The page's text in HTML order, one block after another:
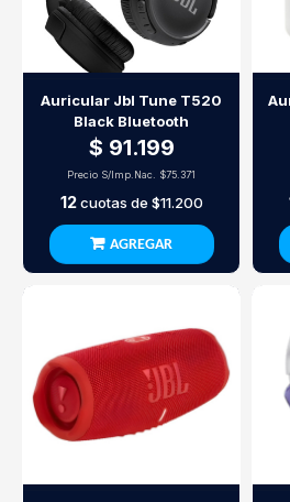
Auricular Jbl Tune T520
Black Bluetooth
$ 91.199
Precio S/Imp.Nac. $75.371
12cuotas de $11.200
AGREGAR